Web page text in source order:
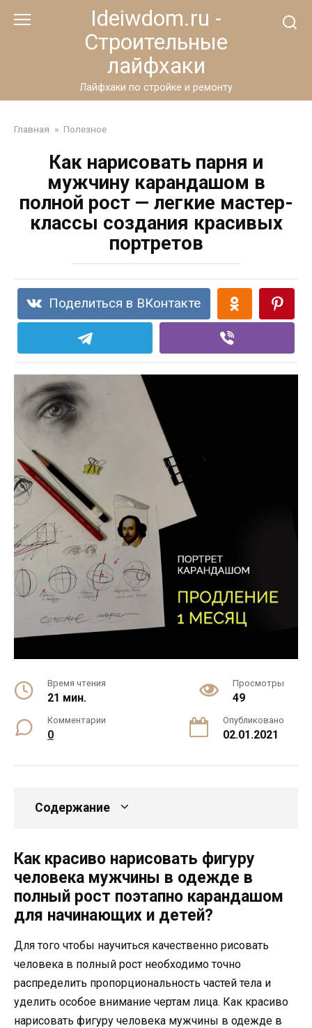
Ideiwdom.ru -
Строительные
лайфхаки
Лайфхаки по стройке и ремонту
Главная » Полезное
Как нарисовать парня и
мужчину карандашом в
полной рост — легкие мастер-
классы создания красивых
портретов
Поделиться в ВКонтакте
Время чтения
21 мин.
Просмотры
49
Комментарии
0
Опубликовано
02.01.2021
Содержание
Как красиво нарисовать фигуру
человека мужчины в одежде в
полный рост поэтапно карандашом
для начинающих и детей?
Для того чтобы научиться качественно рисовать
человека в полный рост необходимо точно
распределить пропорциональность частей тела и
уделить особое внимание чертам лица. Как красиво
нарисовать фигуру человека мужчины в одежде в